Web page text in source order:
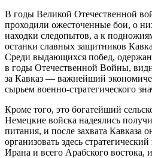
В годы Великой Отечественной
проходили ожесточенные бои, о
находки следопытов, а к
останки славных защитников
Среди выдающихся побед,
в годы Отечественной Войны,
за Кавказ — важнейший
сырьем военно-стратегического
Кроме того, это богатейший
Немецкие войска надеялись
питания, и после захвата Кавказа
организовать здесь
Ирана и всего Арабского